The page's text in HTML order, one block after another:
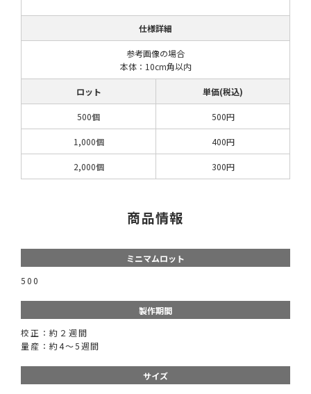
仕様詳細
参考画像の場合
本体：10cm角以内
ロット 単価(税込)
500個 500円
1,000個 400円
2,000個 300円
商品情報
ミニマムロット
500
製作期間
校正：約２週間
量産：約4～5週間
サイズ